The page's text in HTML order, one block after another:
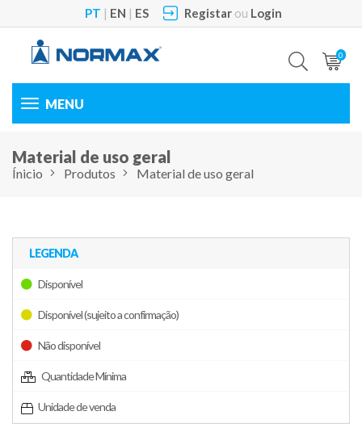
PT | EN | ES Registarou Login
0
Toggle
Material de uso geral
Ínicio Produtos Material de uso geral
LEGENDA
Disponível
Disponível (sujeito a confirmação)
Não disponível
Quantidade Mínima
Unidade de venda